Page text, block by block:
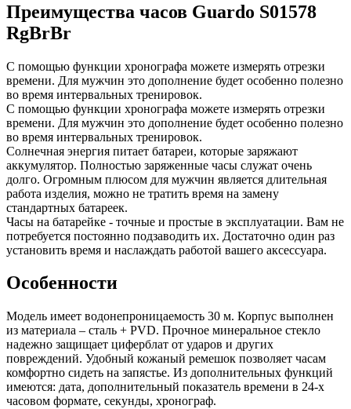
Преимущества часов Guardo S01578
RgBrBr
С помощью функции хронографа можете измерять отрезки
времени. Для мужчин это дополнение будет особенно полезно
во время интервальных тренировок.
С помощью функции хронографа можете измерять отрезки
времени. Для мужчин это дополнение будет особенно полезно
во время интервальных тренировок.
Солнечная энергия питает батареи, которые заряжают
аккумулятор. Полностью заряженные часы служат очень
долго. Огромным плюсом для мужчин является длительная
работа изделия, можно не тратить время на замену
стандартных батареек.
Часы на батарейке - точные и простые в эксплуатации. Вам не
потребуется постоянно подзаводить их. Достаточно один раз
установить время и наслаждать работой вашего аксессуара.
Особенности
Модель имеет водонепроницаемость 30 м. Корпус выполнен
из материала – сталь + PVD. Прочное минеральное стекло
надежно защищает циферблат от ударов и других
повреждений. Удобный кожаный ремешок позволяет часам
комфортно сидеть на запястье. Из дополнительных функций
имеются: дата, дополнительный показатель времени в 24-х
часовом формате, секунды, хронограф.